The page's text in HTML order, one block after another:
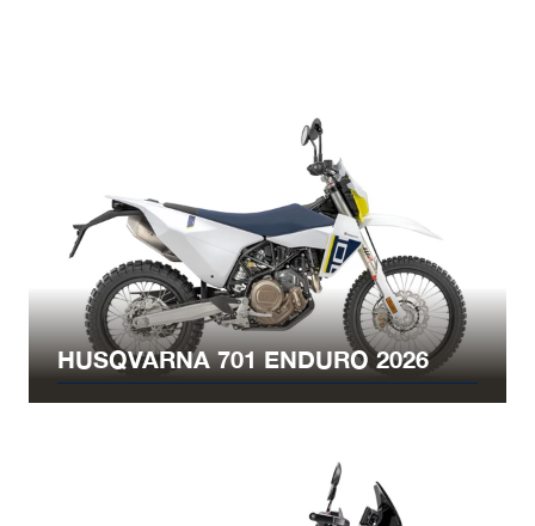
HUSQVARNA 701 ENDURO 2026